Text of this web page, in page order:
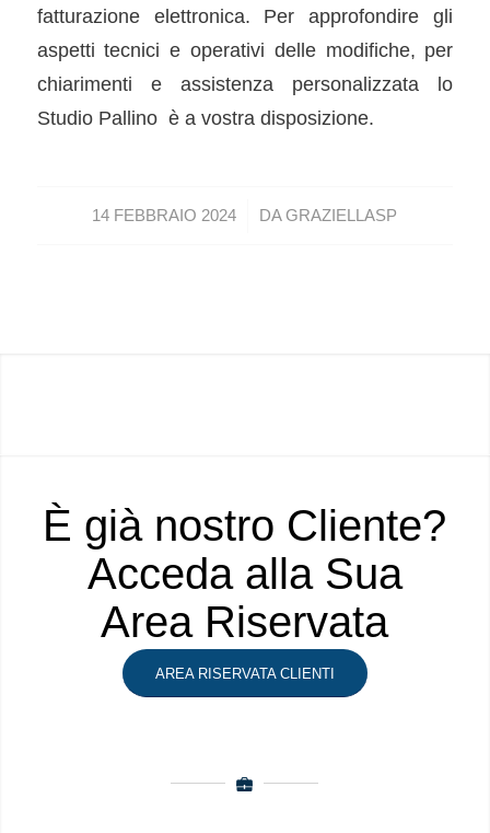
fatturazione elettronica. Per approfondire gli
aspetti tecnici e operativi delle modifiche, per
chiarimenti e assistenza personalizzata lo
Studio Pallino è a vostra disposizione.
14 FEBBRAIO 2024
/ DAGRAZIELLASP
È già nostro Cliente?
Acceda alla Sua
Area Riservata
AREA RISERVATA CLIENTI